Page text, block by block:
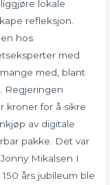
lokale
refleksjon.
hos
med
med, blant
Regjeringen
kroner for å sikre
av digitale
pakke. Det var
Mikalsen I
års jubileum ble